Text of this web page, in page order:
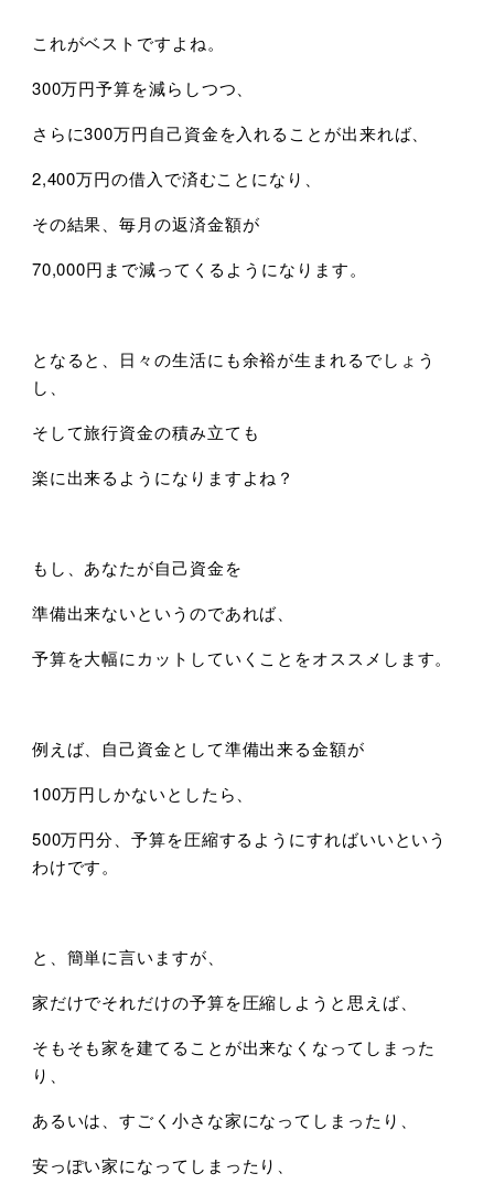
これがベストですよね。
300万円予算を減らしつつ、
さらに300万円自己資金を入れることが出来れば、
2,400万円の借入で済むことになり、
その結果、毎月の返済金額が
70,000円まで減ってくるようになります。
となると、日々の生活にも余裕が生まれるでしょう
し、
そして旅行資金の積み立ても
楽に出来るようになりますよね？
もし、あなたが自己資金を
準備出来ないというのであれば、
予算を大幅にカットしていくことをオススメします。
例えば、自己資金として準備出来る金額が
100万円しかないとしたら、
500万円分、予算を圧縮するようにすればいいという
わけです。
と、簡単に言いますが、
家だけでそれだけの予算を圧縮しようと思えば、
そもそも家を建てることが出来なくなってしまった
り、
あるいは、すごく小さな家になってしまったり、
安っぽい家になってしまったり、